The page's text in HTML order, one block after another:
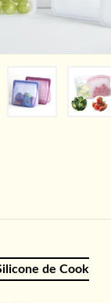
de Cook